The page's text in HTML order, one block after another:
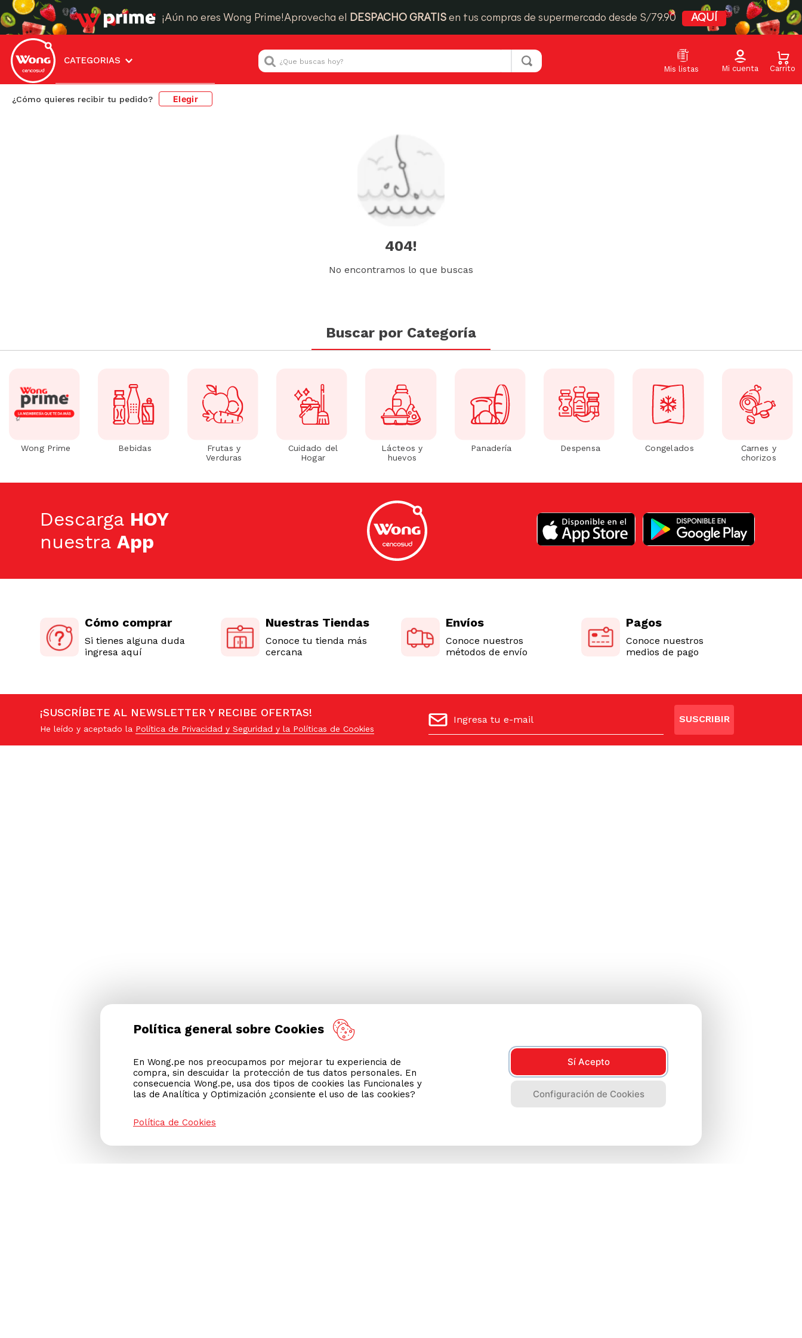
¡Aún no eres Wong Prime!Aprovecha el DESPACHO GRATIS en tus compras de supermercado desde S/79.90 AQUÍ
CATEGORIAS
¿Que buscas hoy?
¿Cómo quieres recibir tu pedido? Elegir
404!
No encontramos lo que buscas
Buscar por Categoría
Wong Prime Bebidas
Frutas y
Verduras
Cuidado del
Hogar
Lácteos y
huevos
Panadería Despensa Congelados
Carnes y
chorizos
Descarga HOY
nuestraApp
Cómo comprar
Si tienes alguna duda
ingresa aquí
Nuestras Tiendas
Conoce tu tienda más
cercana
Envíos
Conoce nuestros
métodos de envío
Pagos
Conoce nuestros
medios de pago
¡SUSCRÍBETE AL NEWSLETTER Y RECIBE OFERTAS!
He leído y aceptado la Política de Privacidad y Seguridad y la Políticas de Cookies
SUSCRIBIR
Política general sobre Cookies
En Wong.pe nos preocupamos por mejorar tu experiencia de
compra, sin descuidar la protección de tus datos personales. En
consecuencia Wong.pe, usa dos tipos de cookies las Funcionales y
las de Analítica y Optimización ¿consiente el uso de las cookies?
Sí Acepto
Configuración de Cookies
Política de Cookies